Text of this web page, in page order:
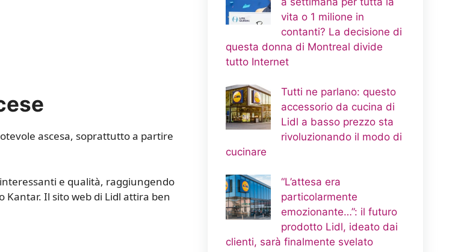
ascesa, soprattutto a partire
e qualità, raggiungendo
Kantar. Il sito web di Lidl attira ben
vita o 1 milione in
contanti? La decisione di
questa donna di Montreal divide
tutto Internet
Tutti ne parlano: questo
accessorio da cucina di
Lidl a basso prezzo sta
rivoluzionando il modo di
cucinare
“L’attesa era
particolarmente
emozionante…”: il futuro
prodotto Lidl, ideato dai
clienti, sarà finalmente svelato